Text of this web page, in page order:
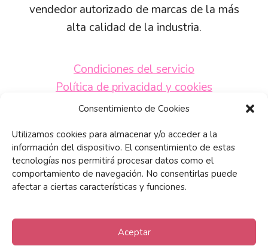
Consentimiento de Cookies
Utilizamos cookies para almacenar y/o acceder a la
información del dispositivo. El consentimiento de estas
tecnologías nos permitirá procesar datos como el
comportamiento de navegación. No consentirlas puede
afectar a ciertas características y funciones.
Aceptar
vendedor autorizado de marcas de la más
alta calidad de la industria.
Condiciones del servicio
Política de privacidad y cookies
Políticas de envío
Contacta con nosotros